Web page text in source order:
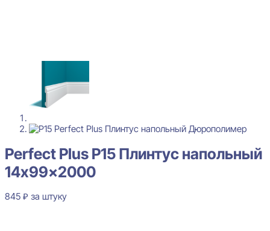
Perfect Plus P15 Плинтус напольный
14x99x2000
845 ₽ за штуку